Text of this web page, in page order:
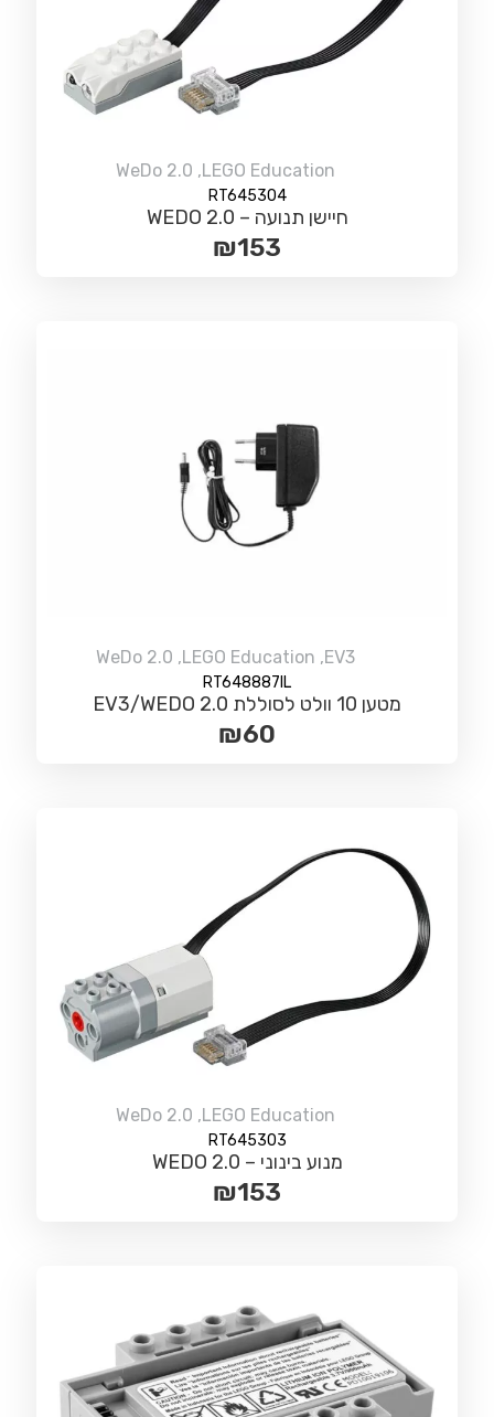
LEGO Education
,
WeDo 2.0
RT645304
חיישן תנועה – WEDO 2.0
₪153
EV3
,
LEGO Education
,
WeDo 2.0
RT648887IL
מטען 10 וולט לסוללת EV3/WEDO 2.0
₪60
LEGO Education
,
WeDo 2.0
RT645303
מנוע בינוני – WEDO 2.0
₪153